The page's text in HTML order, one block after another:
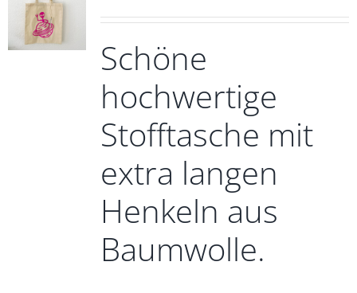
Schöne
hochwertige
Stofftasche mit
extra langen
Henkeln aus
Baumwolle.